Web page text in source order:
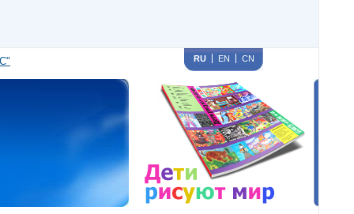
RU EN CN